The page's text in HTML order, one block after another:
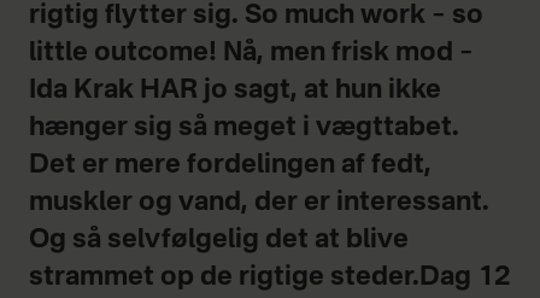
rigtig flytter sig. So much work – so
little outcome! Nå, men frisk mod –
Ida Krak HAR jo sagt, at hun ikke
hænger sig så meget i vægttabet.
Det er mere fordelingen af fedt,
muskler og vand, der er interessant.
Og så selvfølgelig det at blive
strammet op de rigtige steder.Dag 12